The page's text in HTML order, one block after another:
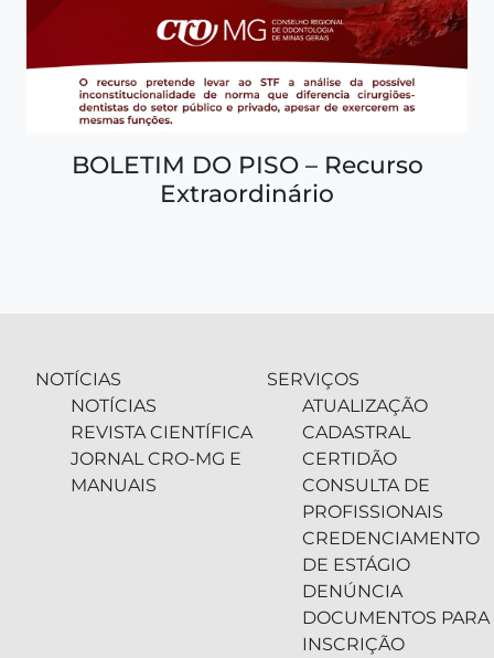
BOLETIM DO PISO – Recurso
Extraordinário
NOTÍCIAS
NOTÍCIAS
REVISTA CIENTÍFICA
JORNAL CRO-MG E
MANUAIS
SERVIÇOS
ATUALIZAÇÃO
CADASTRAL
CERTIDÃO
CONSULTA DE
PROFISSIONAIS
CREDENCIAMENTO
DE ESTÁGIO
DENÚNCIA
DOCUMENTOS PARA
INSCRIÇÃO